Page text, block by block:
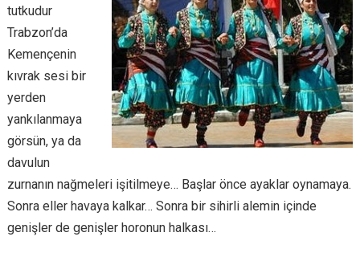
tutkudur
Trabzon’da
Kemençenin
kıvrak sesi bir
yerden
yankılanmaya
görsün, ya da
davulun
zurnanın nağmeleri işitilmeye… Başlar önce ayaklar oynamaya.
Sonra eller havaya kalkar… Sonra bir sihirli alemin içinde
genişler de genişler horonun halkası…